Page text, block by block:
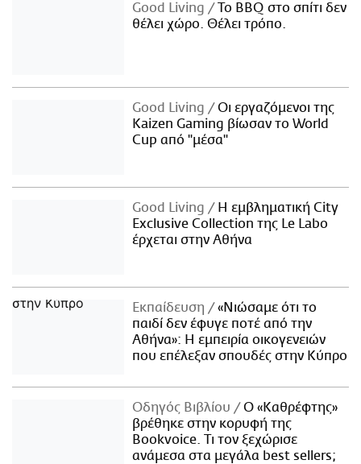
Good Living
Το BBQ στο σπίτι δεν
θέλει χώρο. Θέλει τρόπο.
Good Living
Οι εργαζόμενοι της
Kaizen Gaming βίωσαν το World
Cup από "μέσα"
Good Living
Η εμβληματική City
Exclusive Collection της Le Labo
έρχεται στην Αθήνα
Εκπαίδευση
«Νιώσαμε ότι το
παιδί δεν έφυγε ποτέ από την
Αθήνα»: Η εμπειρία οικογενειών
που επέλεξαν σπουδές στην Κύπρο
Οδηγός Βιβλίου
Ο «Καθρέφτης»
βρέθηκε στην κορυφή της
Bookvoice. Τι τον ξεχώρισε
ανάμεσα στα μεγάλα best sellers;